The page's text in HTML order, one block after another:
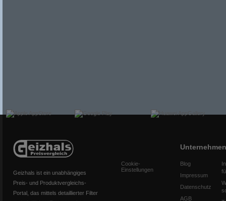
Geizhals ist ein unabhängiges
Preis- und Produktvergleichs-
Portal, das mittels detaillierter Filter
Cookie-
Einstellungen
Unternehmen
Blog
Impressum
Datenschutz
AGB